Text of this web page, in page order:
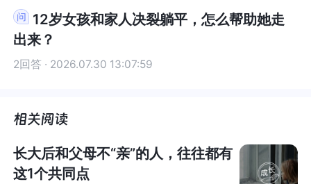
些。在你不在这里的时候，或者你不需要跟妈妈相
处的时候，允许她拿出来摆放回去。这样一种折中
对你少一些对抗。先允许自己，接纳自己，理解自
在不断的成为你的过程当中，你也就在不断的成
长。当你真正成为你自己，内在对自己足够包容和
理解的时候。或许你也更加能够理解和尊重他人，
有他和你不一样的想法和需求，这也就是慈悲和宽
者你不需要跟妈妈相处的时候，允许她拿出来摆放
回去。这样一种折中的方式，或许让你跟她都能够
己，接纳自己，理解自己，支持自己，逐渐释放内
中，你也就在不断的成长。当你真正成为你自己，
内在对自己足够包容和理解的时候。或许你也更加
能够理解和尊重他人，有他和你不一样的想法和需
求，这也就是慈悲和宽容。如果你还觉得困惑，可
你大概能做的是如何在系统中其他人不会改变的情
况下，去安顿你自己。第一，之前已经说过，对于
妈妈的改变，不要再有任何的期待。因为她不会改
变，你也没能力改变她，也没办法让她跟你去做心
何去疗愈自己。第二，你一直期望家人能看到你的
才能去做。一旦他们不允许，你就卡住了。你提到
了你想扔掉一些东西，妈妈不同意。然后你就没有
是如何在系统中其他人不会改变的情况下，去安顿
你自己。第一，之前已经说过，对于妈妈的改变，
不要再有任何的期待。因为她不会改变，你也没能
力改变她，也没办法让她跟你去做心理咨询。所
己。第二，你一直期望家人能看到你的诉求，能满
一旦他们不允许，你就卡住了。你提到了你想扔掉
一些东西，妈妈不同意。然后你就没有扔？你可以
曲：SayNo——诚恳说明原因——提供替代思路，
这样一来，既提供了自己力所能及的帮助，又把解
决问题的力量还给了对方；同样，当我们要想别人
到的利用“人生三件事”的解题思路，希望可以给你
yNo——诚恳说明原因——提供替代思路，这样一
来，既提供了自己力所能及的帮助，又把解决问题
的力量还给了对方；同样，当我们要想别人寻求帮
用“人生三件事”的解题思路，希望可以给你一些参
12岁女孩和家人决裂躺平，怎么帮助她走
出来？
2回答 · 2026.07.30 13:07:59
长大后和父母不“亲”的人，往往都有
这1个共同点